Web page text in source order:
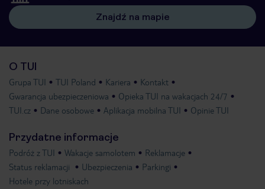
Znajdź na mapie
O TUI
Grupa TUI TUI Poland Kariera
Kontakt
Gwarancja ubezpieczeniowa
Opieka TUI na wakacjach 24/7
TUI.cz
Dane osobowe Aplikacja mobilna TUI Opinie TUI
Przydatne informacje
Podróż z TUI Wakacje samolotem
Reklamacje
Status reklamacji
Ubezpieczenia
Parkingi
Hotele przy lotniskach